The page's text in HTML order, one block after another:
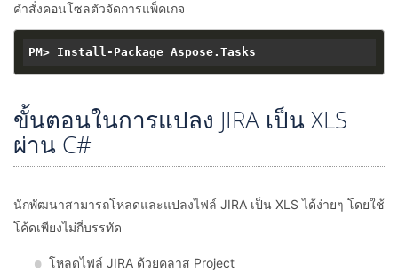
คำสั่งคอนโซลตัวจัดการแพ็คเกจ
ขั้นตอนในการแปลง JIRA เป็น XLS
ผ่าน C#
นักพัฒนาสามารถโหลดและแปลงไฟล์ JIRA เป็น XLS ได้ง่ายๆ โดยใช้
โค้ดเพียงไม่กี่บรรทัด
โหลดไฟล์ JIRA ด้วยคลาส Project